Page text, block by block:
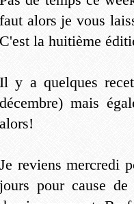
faut alors je vous
C'est la huitième
Il y a quelques
décembre) mais
alors!
Je reviens mercredi
jours pour cause